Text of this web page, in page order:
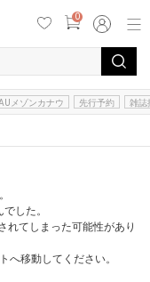
0
メゾンカナウ 先行予約 雑誌
した。
れてしまった可能性があり
へ移動してください。